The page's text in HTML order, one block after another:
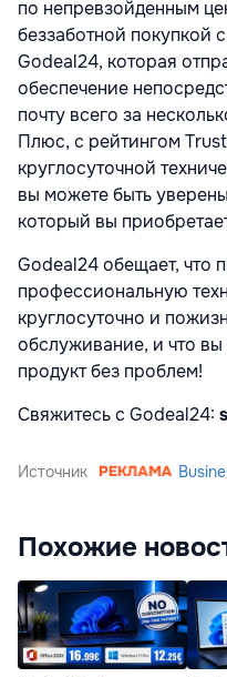
по непревзойденным
беззаботной покупкой
Godeal24, которая
обеспечение
почту всего за
Плюс, с рейтингом
круглосуточной
вы можете быть
который вы
Godeal24 обещает, что
профессиональную
круглосуточно и
обслуживание, и что
продукт без проблем!
Свяжитесь с Godeal24:
Источник
Похожие